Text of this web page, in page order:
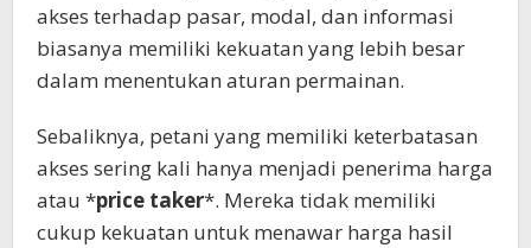
akses terhadap pasar, modal, dan informasi
biasanya memiliki kekuatan yang lebih besar
dalam menentukan aturan permainan.
Sebaliknya, petani yang memiliki keterbatasan
akses sering kali hanya menjadi penerima harga
atau *price taker*. Mereka tidak memiliki
cukup kekuatan untuk menawar harga hasil